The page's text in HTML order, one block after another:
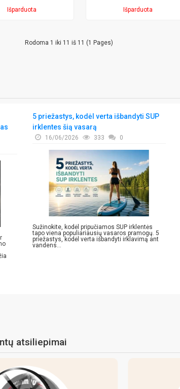
Išparduota Išparduota
Rodoma 1 iki 11 iš 11 (1 Pages)
5 priežastys, kodėl verta išbandyti SUP
irklentes šią vasarą
16/06/2026 333 0
Sužinokite, kodėl pripučiamos SUP irklentės
tapo viena populiariausių vasaros pramogų. 5
priežastys, kodėl verta išbandyti irklavimą ant
vandens...
atsiliepimai